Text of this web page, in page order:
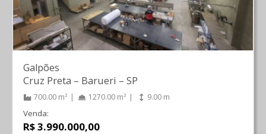
Galpões
Cruz Preta – Barueri – SP
700.00 m² 1270.00 m² 9.00 m
Venda:
R$ 3.990.000,00